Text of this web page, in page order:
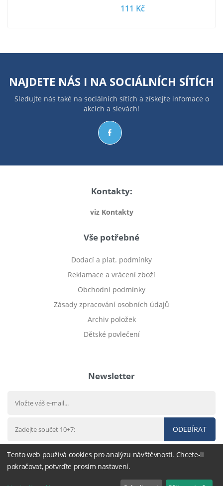
111 Kč
NAJDETE NÁS I NA SOCIÁLNÍCH SÍTÍCH
Sledujte nás také na sociálních sítích a získejte infomace o
akcích a slevách!
Kontakty:
viz Kontakty
Vše potřebné
Dodací a plat. podmínky
Reklamace a vrácení zboží
Obchodní podmínky
Zásady zpracování osobních údajů
Archiv položek
Dětské povlečení
Newsletter
ODEBÍRAT
© 2016 - 2026 DárekHned.cz nastavení cookies
Tento web používá cookies pro analýzu návštěvnosti. Chcete-li
pokračovat, potvrďte prosím nastavení.